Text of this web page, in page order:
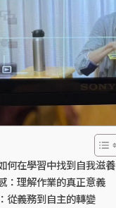
何在學習中找到自我滋養
：理解作業的真正意義
從義務到自主的轉變